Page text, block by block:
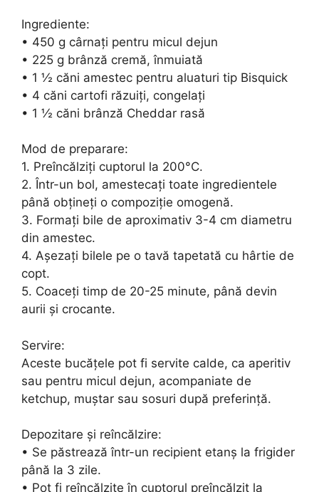
Ingrediente:
• 450 g cârnați pentru micul dejun
• 225 g brânză cremă, înmuiată
• 1 ½ căni amestec pentru aluaturi tip Bisquick
• 4 căni cartofi răzuiți, congelați
• 1 ½ căni brânză Cheddar rasă
Mod de preparare:
1. Preîncălziți cuptorul la 200°C.
2. Într-un bol, amestecați toate ingredientele
până obțineți o compoziție omogenă.
3. Formați bile de aproximativ 3-4 cm diametru
din amestec.
4. Așezați bilele pe o tavă tapetată cu hârtie de
copt.
5. Coaceți timp de 20-25 minute, până devin
aurii și crocante.
Servire:
Aceste bucățele pot fi servite calde, ca aperitiv
sau pentru micul dejun, acompaniate de
ketchup, muștar sau sosuri după preferință.
Depozitare și reîncălzire:
• Se păstrează într-un recipient etanș la frigider
până la 3 zile.
• Pot fi reîncălzite în cuptorul preîncălzit la